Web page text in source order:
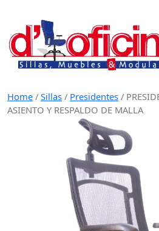
content
Home / Sillas / Presidentes /
ASIENTO Y RESPALDO DE MALLA